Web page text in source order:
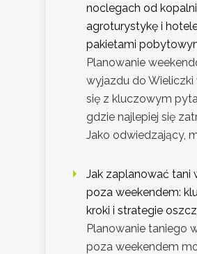
noclegach od
agroturystykę i
pakietami
Planowanie
wyjazdu do Wieliczki
się z kluczowym
gdzie najlepiej się
Jako odwiedzający,
Jak zaplanować tani
poza weekendem:
kroki i strategie
Planowanie taniego
poza weekendem